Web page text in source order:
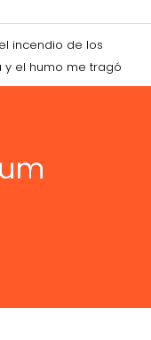
incendio de los
y el humo me tragó